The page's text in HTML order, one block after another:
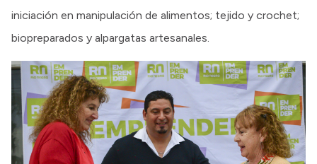
iniciación en manipulación de alimentos; tejido y crochet;
biopreparados y alpargatas artesanales.